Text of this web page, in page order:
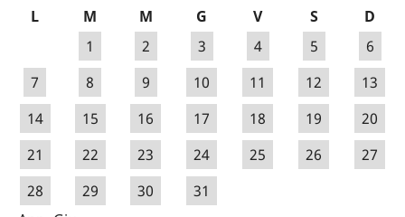
L M M G V S
D
1
2 3 4 5
6
7
8 9 10 11 12
13
14
15 16 17 18 19
20
21
22 23 24 25 26
27
28
29 30
31